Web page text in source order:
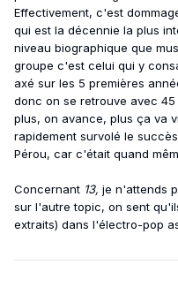
Effectivement, c'est
qui est la décennie la plus
niveau biographique que
groupe c'est celui qui y
axé sur les 5 premières
donc on se retrouve avec
plus, on avance, plus ça va
rapidement survolé le
Pérou, car c'était quand
Concernant 13, je n'attends
sur l'autre topic, on sent
extraits) dans l'électro-pop